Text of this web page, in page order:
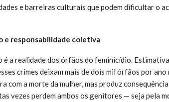
e barreiras culturais que podem dificultar o
e responsabilidade coletiva
a realidade dos órfãos do feminicídio.
crimes deixam mais de dois mil órfãos por
com a morte da mulher, mas produz
vezes perdem ambos os genitores — seja pela